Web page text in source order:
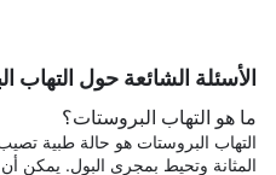
الأسئلة الشائعة حول التهاب
ما هو التهاب البروستات؟
التهاب البروستات هو حالة طبية
المثانة وتحيط بمجرى البول. يمكن